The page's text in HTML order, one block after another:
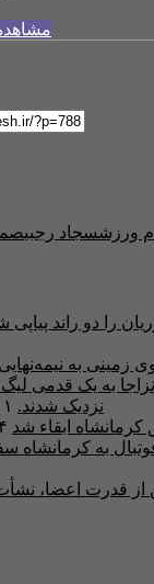
ورزشسجاد رجبی
را دو راند
زمینی به
به یک قدمی لیگ
نزدیک شدند. ۱۱
ابقاء شد ۱۴
به کرمانشاه
از قدرت اعضا،